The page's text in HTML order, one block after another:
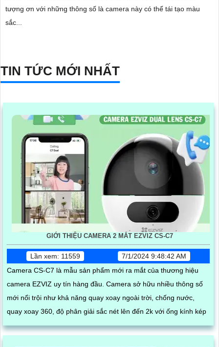
tượng ơn với những thông số là camera này có thể tái tạo màu
sắc...
TIN TỨC MỚI NHẤT
GIỚI THIỆU CAMERA 2 MẮT EZVIZ CS-C7
Lần xem: 11559
7/1/2024 9:48:42 AM
Camera CS-C7 là mẫu sản phẩm mới ra mắt của thương hiệu
camera EZVIZ uy tín hàng đầu. Camera sở hữu nhiều thông số
mới nổi trội như khả năng quay xoay ngoài trời, chống nước,
quay xoay 360, độ phân giải sắc nét lên đến 2k với ống kính kép